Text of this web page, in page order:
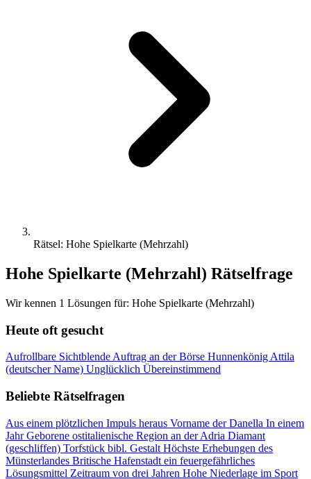
Rätsel: Hohe Spielkarte (Mehrzahl)
Hohe Spielkarte (Mehrzahl) Rätselfrage
Wir kennen 1 Lösungen für: Hohe Spielkarte (Mehrzahl)
Heute oft gesucht
Aufrollbare Sichtblende Auftrag an der Börse Hunnenkönig Attila
(deutscher Name) Unglücklich Übereinstimmend
Beliebte Rätselfragen
Aus einem plötzlichen Impuls heraus Vorname der Danella In einem
Jahr Geborene ostitalienische Region an der Adria Diamant
(geschliffen) Torfstück bibl. Gestalt Höchste Erhebungen des
Münsterlandes Britische Hafenstadt ein feuergefährliches
Lösungsmittel Zeitraum von drei Jahren Hohe Niederlage im Sport